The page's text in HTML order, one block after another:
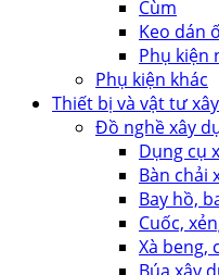
Cùm
Keo dán
Phụ kiện
Phụ kiện khác
Thiết bị và vật tư
Đồ nghề xây
Dụng cụ
Bàn chải
Bay hồ,
Cuốc,
Xà beng,